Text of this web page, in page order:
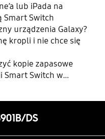
lub iPada na
Smart Switch
urządzenia Galaxy?
kropli i nie chce się
kopie zapasowe
Smart Switch w
DS